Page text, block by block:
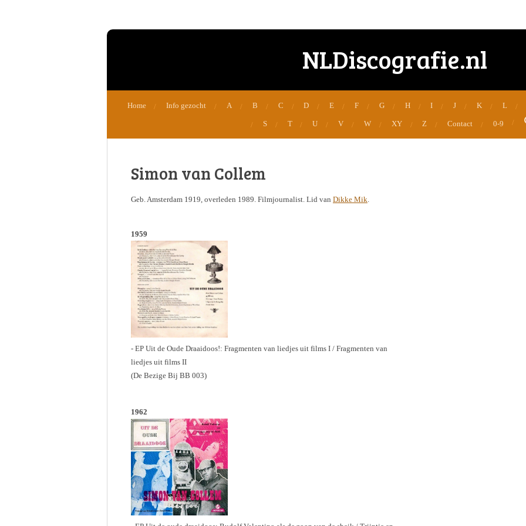
NLDiscografie.nl
Home Info gezocht A B C D E F G H I J K L
S T U V W XY Z Contact 0-9
Simon van Collem
Geb. Amsterdam 1919, overleden 1989. Filmjournalist. Lid van Dikke Mik.
1959
- EP Uit de Oude Draaidoos!: Fragmenten van liedjes uit films I / Fragmenten van
liedjes uit films II
(De Bezige Bij BB 003)
1962